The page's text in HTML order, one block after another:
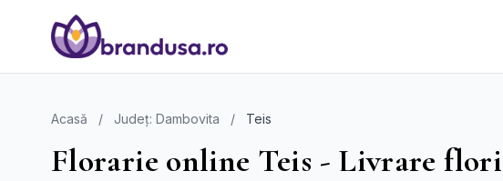
Acasă / Județ: Dambovita / Teis
Florarie online Teis - Livrare